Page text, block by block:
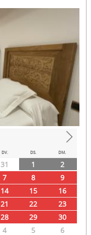
Next
DV. DS. DM.
31 1
2
7 8
9
14 15
16
21 22
23
28 29
30
4 5 6